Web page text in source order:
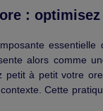
:
alors comme
petit à petit votre
Cette